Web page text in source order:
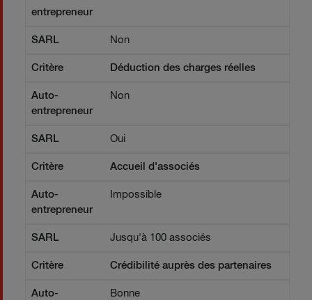
entrepreneur
SARL Non
Critère Déduction des charges réelles
Auto-
entrepreneur
Non
SARL Oui
Critère Accueil d'associés
Auto-
entrepreneur
Impossible
SARL Jusqu'à 100 associés
Critère Crédibilité auprès des partenaires
Auto-
Bonne